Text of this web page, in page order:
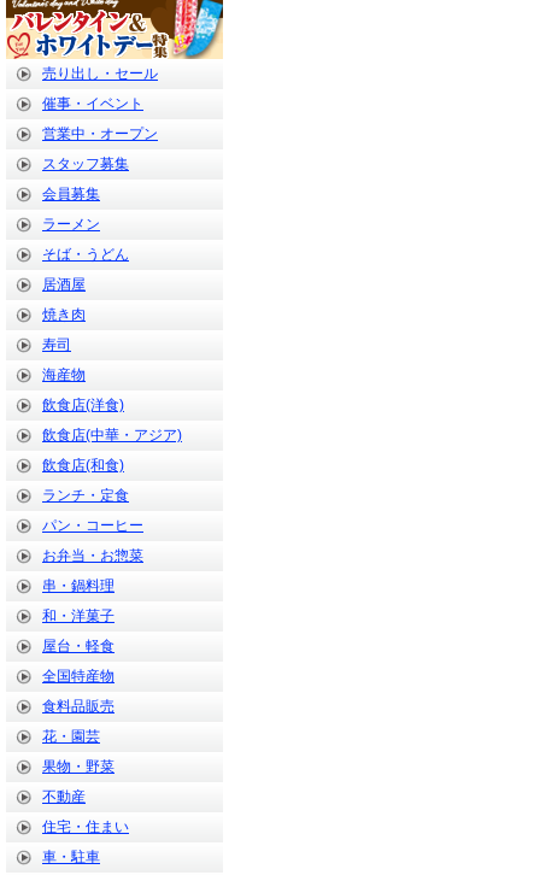
売り出し・セール
催事・イベント
営業中・オープン
スタッフ募集
会員募集
ラーメン
そば・うどん
居酒屋
焼き肉
寿司
海産物
飲食店(洋食)
飲食店(中華・アジア)
飲食店(和食)
ランチ・定食
パン・コーヒー
お弁当・お惣菜
串・鍋料理
和・洋菓子
屋台・軽食
全国特産物
食料品販売
花・園芸
果物・野菜
不動産
住宅・住まい
車・駐車